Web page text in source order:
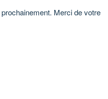
Merci de votre